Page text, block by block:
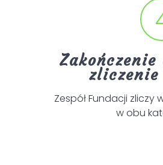
Zespół Fundacji zliczy
w obu